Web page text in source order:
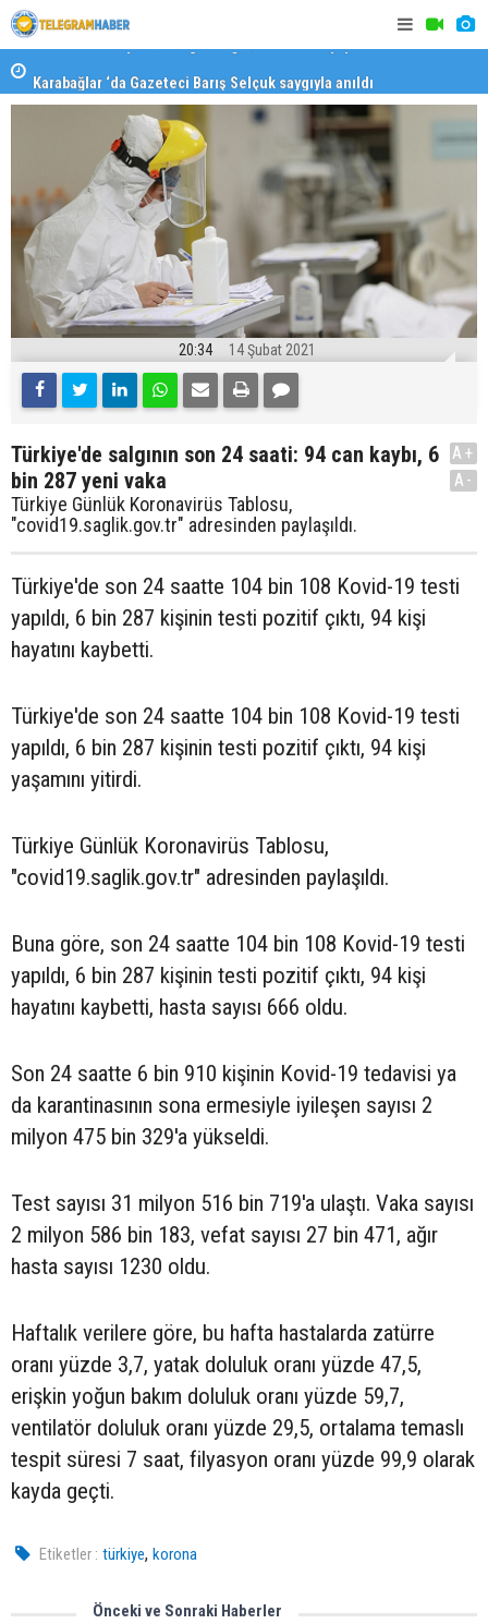
Karabağlar ‘da Gazeteci Barış Selçuk saygıyla anıldı
20:34 14 Şubat 2021
Türkiye'de salgının son 24 saati: 94 can kaybı, 6
bin 287 yeni vaka
Türkiye Günlük Koronavirüs Tablosu,
"covid19.saglik.gov.tr" adresinden paylaşıldı.
A+
A-
Türkiye'de son 24 saatte 104 bin 108 Kovid-19 testi
yapıldı, 6 bin 287 kişinin testi pozitif çıktı, 94 kişi
hayatını kaybetti.
Türkiye'de son 24 saatte 104 bin 108 Kovid-19 testi
yapıldı, 6 bin 287 kişinin testi pozitif çıktı, 94 kişi
yaşamını yitirdi.
Türkiye Günlük Koronavirüs Tablosu,
"covid19.saglik.gov.tr" adresinden paylaşıldı.
Buna göre, son 24 saatte 104 bin 108 Kovid-19 testi
yapıldı, 6 bin 287 kişinin testi pozitif çıktı, 94 kişi
hayatını kaybetti, hasta sayısı 666 oldu.
Son 24 saatte 6 bin 910 kişinin Kovid-19 tedavisi ya
da karantinasının sona ermesiyle iyileşen sayısı 2
milyon 475 bin 329'a yükseldi.
Test sayısı 31 milyon 516 bin 719'a ulaştı. Vaka sayısı
2 milyon 586 bin 183, vefat sayısı 27 bin 471, ağır
hasta sayısı 1230 oldu.
Haftalık verilere göre, bu hafta hastalarda zatürre
oranı yüzde 3,7, yatak doluluk oranı yüzde 47,5,
erişkin yoğun bakım doluluk oranı yüzde 59,7,
ventilatör doluluk oranı yüzde 29,5, ortalama temaslı
tespit süresi 7 saat, filyasyon oranı yüzde 99,9 olarak
kayda geçti.
Etiketler : türkiye,korona
Önceki ve Sonraki Haberler